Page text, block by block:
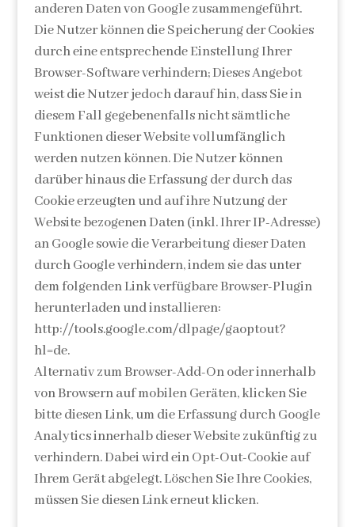
anderen Daten von Google zusammengeführt.
Die Nutzer können die Speicherung der Cookies
durch eine entsprechende Einstellung Ihrer
Browser-Software verhindern; Dieses Angebot
weist die Nutzer jedoch darauf hin, dass Sie in
diesem Fall gegebenenfalls nicht sämtliche
Funktionen dieser Website vollumfänglich
werden nutzen können. Die Nutzer können
darüber hinaus die Erfassung der durch das
Cookie erzeugten und auf ihre Nutzung der
Website bezogenen Daten (inkl. Ihrer IP-Adresse)
an Google sowie die Verarbeitung dieser Daten
durch Google verhindern, indem sie das unter
dem folgenden Link verfügbare Browser-Plugin
herunterladen und installieren:
http://tools.google.com/dlpage/gaoptout?
hl=de.
Alternativ zum Browser-Add-On oder innerhalb
von Browsern auf mobilen Geräten, klicken Sie
bitte diesen Link, um die Erfassung durch Google
Analytics innerhalb dieser Website zukünftig zu
verhindern. Dabei wird ein Opt-Out-Cookie auf
Ihrem Gerät abgelegt. Löschen Sie Ihre Cookies,
müssen Sie diesen Link erneut klicken.